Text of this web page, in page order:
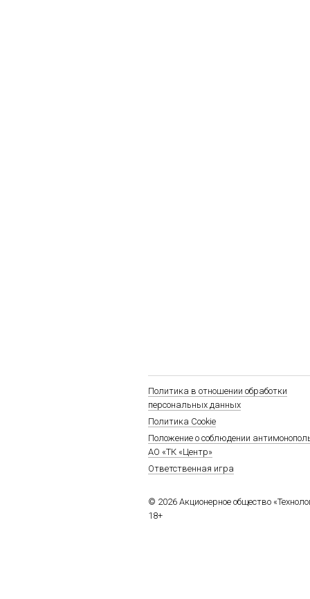
Политика в отношении обработки
персональных данных
Политика Cookie
Положение о соблюдении
АО «ТК «Центр»
Ответственная игра
© 2026 Акционерное общество
18+